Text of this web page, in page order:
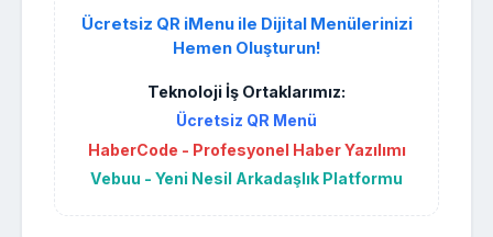
Ücretsiz QR iMenu ile Dijital Menülerinizi
Hemen Oluşturun!
Teknoloji İş Ortaklarımız:
Ücretsiz QR Menü
HaberCode - Profesyonel Haber Yazılımı
Vebuu - Yeni Nesil Arkadaşlık Platformu